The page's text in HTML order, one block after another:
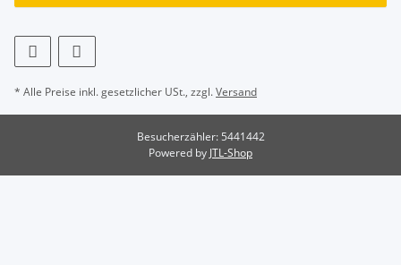
* Alle Preise inkl. gesetzlicher USt., zzgl.Versand
Besucherzähler: 5441442
Powered by JTL-Shop